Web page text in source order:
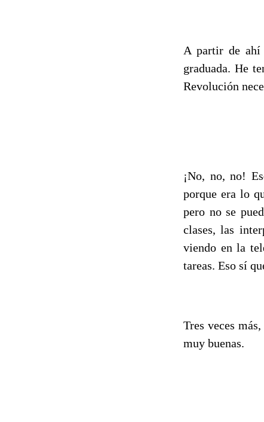
A partir de ahí
graduada. He
Revolución
¡No, no, no!
porque era lo
pero no se
clases, las
viendo en la
tareas. Eso sí
Tres veces
muy buenas.